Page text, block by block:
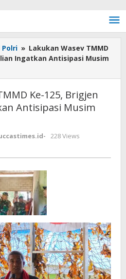
Polri » Lakukan Wasev TMMD
Ingatkan Antisipasi Musim
Ke-125, Brigjen
Antisipasi Musim
-
228 Views